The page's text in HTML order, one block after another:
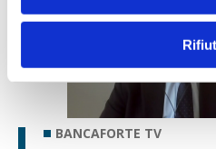
BANCAFORTE TV